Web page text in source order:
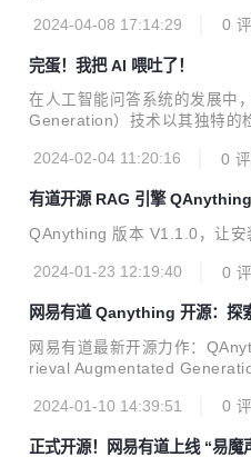
2024-04-08 17:14:29 0
完蛋！我把 AI 喂吐了！
在人工智能问答系统的发展中
Generation）技术以其独特的
的疑问：RAG 系统，数据越多
系统以适应不断增长的海量数
2024-02-04 11:20:16 0
有道开源 RAG 引擎
QAnything 版本 V1.1.0，让安
2024-01-23 12:19:40 0
网易有道 Qanything 开源：探
网易有道最新开源力作：
rieval Augmentated
2024-01-10 14:39:51
0
正式开源！网易有道上线 “易魔